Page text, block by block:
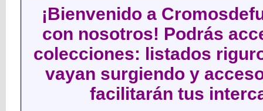
¡Bienvenido a
con nosotros! Podrás
colecciones: listados
vayan surgiendo y
facilitarán tus